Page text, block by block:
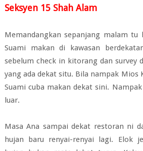
Seksyen 15 Shah Alam
Memandangkan sepanjang malam tu
Suami makan di kawasan
sebelum check in kitorang dan survey
yang ada dekat situ. Bila nampak Mios
Suami cuba makan dekat sini.
luar.
Masa Ana sampai dekat restoran ni
hujan baru renyai-renyai lagi. Elok